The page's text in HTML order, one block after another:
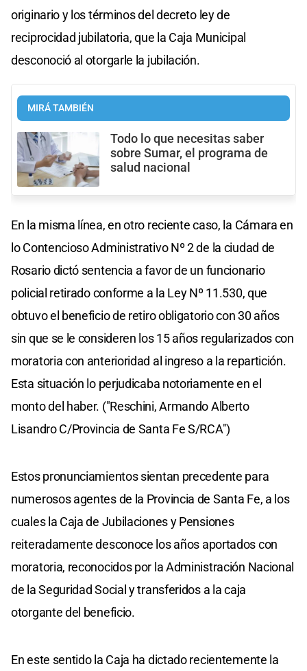
originario y los términos del decreto ley de
reciprocidad jubilatoria, que la Caja Municipal
desconoció al otorgarle la jubilación.
MIRÁ TAMBIÉN
Todo lo que necesitas saber
sobre Sumar, el programa de
salud nacional
En la misma línea, en otro reciente caso, la Cámara en
lo Contencioso Administrativo Nº 2 de la ciudad de
Rosario dictó sentencia a favor de un funcionario
policial retirado conforme a la Ley Nº 11.530, que
obtuvo el beneficio de retiro obligatorio con 30 años
sin que se le consideren los 15 años regularizados con
moratoria con anterioridad al ingreso a la repartición.
Esta situación lo perjudicaba notoriamente en el
monto del haber. ("Reschini, Armando Alberto
Lisandro C/Provincia de Santa Fe S/RCA")
Estos pronunciamientos sientan precedente para
numerosos agentes de la Provincia de Santa Fe, a los
cuales la Caja de Jubilaciones y Pensiones
reiteradamente desconoce los años aportados con
moratoria, reconocidos por la Administración Nacional
de la Seguridad Social y transferidos a la caja
otorgante del beneficio.
En este sentido la Caja ha dictado recientemente la